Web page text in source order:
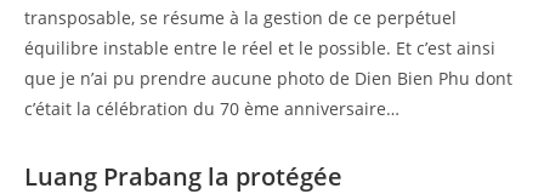
transposable, se résume à la gestion de ce perpétuel
équilibre instable entre le réel et le possible. Et c’est ainsi
que je n’ai pu prendre aucune photo de Dien Bien Phu dont
c’était la célébration du 70 ème anniversaire…
Luang Prabang la protégée